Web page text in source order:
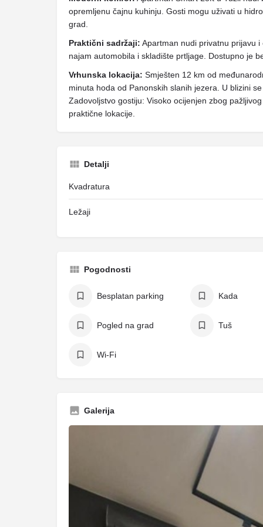
opremljenu čajnu kuhinju. Gosti mogu uživati ​​u
grad.
Praktični sadržaji: Apartman nudi privatnu prijavu
najam automobila i skladište prtljage. Dostupno je
Vrhunska lokacija: Smješten 12 km od
minuta hoda od Panonskih slanih jezera. U blizini
Zadovoljstvo gostiju: Visoko ocijenjen zbog
praktične lokacije.
Detalji
Kvadratura
Ležaji
Pogodnosti
Besplatan parking Kada
Pogled na grad Tuš
Wi-Fi
Galerija